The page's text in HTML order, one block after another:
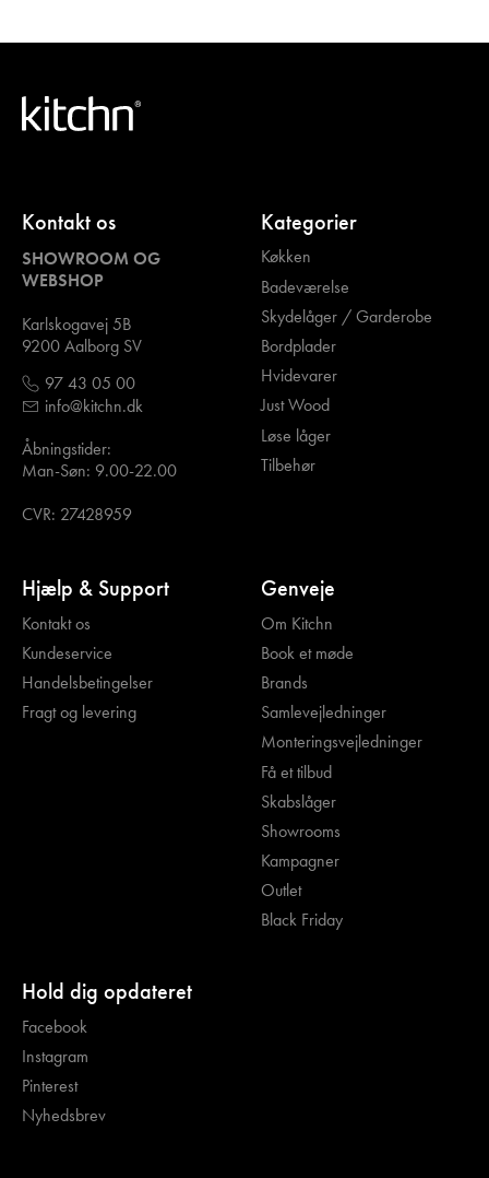
Kontakt os
SHOWROOM OG
WEBSHOP
Karlskogavej 5B
9200 Aalborg SV
97 43 05 00
info@kitchn.dk
Åbningstider:
Man-Søn: 9.00-22.00
CVR: 27428959
Kategorier
Køkken
Badeværelse
Skydelåger / Garderobe
Bordplader
Hvidevarer
Just Wood
Løse låger
Tilbehør
Hjælp & Support
Kontakt os
Kundeservice
Handelsbetingelser
Fragt og levering
Genveje
Om Kitchn
Book et møde
Brands
Samlevejledninger
Monteringsvejledninger
Få et tilbud
Skabslåger
Showrooms
Kampagner
Outlet
Black Friday
Hold dig opdateret
Facebook
Instagram
Pinterest
Nyhedsbrev